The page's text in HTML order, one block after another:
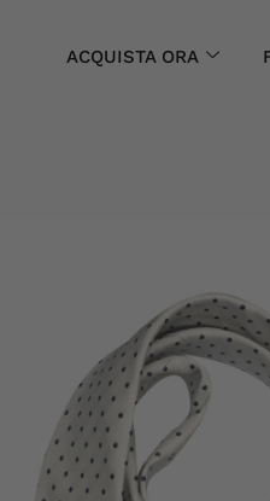
ACQUISTA ORA